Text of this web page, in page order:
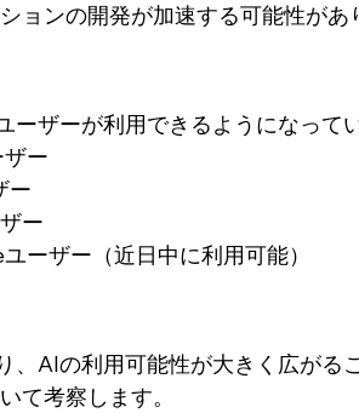
ョンの開発が加速する可能性があ
ザーが利用できるようになってい
ー
ー
ー
ーザー（近日中に利用可能）
AIの利用可能性が大きく広がる
て考察します。